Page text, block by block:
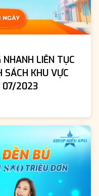
LIÊN TỤC
SÁCH KHU VỰC
07/2023